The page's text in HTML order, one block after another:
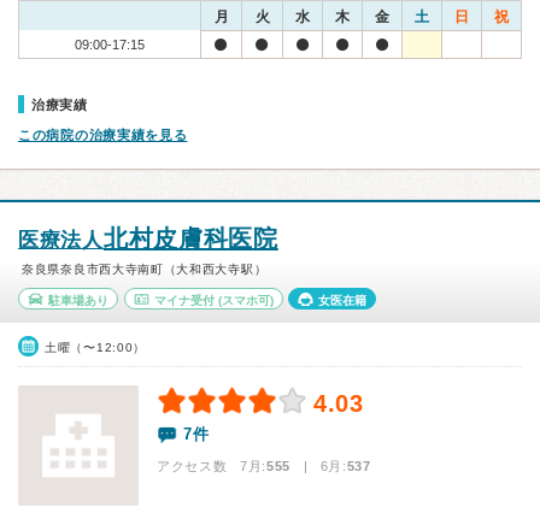
月 火 水 木 金 土 日 祝
09:00-17:15
治療実績
この病院の治療実績を見る
医療法人北村皮膚科医院
奈良県奈良市西大寺南町（大和西大寺駅）
駐車場あり マイナ受付(スマホ可) 女医在籍
土曜（〜12:00）
4.03
7件
アクセス数 7月:555 | 6月:537